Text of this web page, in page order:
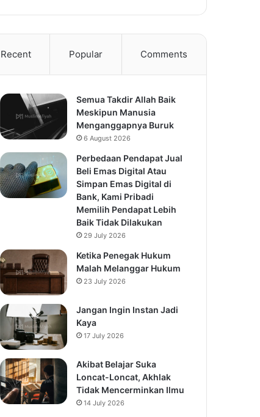
Recent Popular Comments
Semua Takdir Allah Baik
Meskipun Manusia
Menganggapnya Buruk
6 August 2026
Perbedaan Pendapat Jual
Beli Emas Digital Atau
Simpan Emas Digital di
Bank, Kami Pribadi
Memilih Pendapat Lebih
Baik Tidak Dilakukan
29 July 2026
Ketika Penegak Hukum
Malah Melanggar Hukum
23 July 2026
Jangan Ingin Instan Jadi
Kaya
17 July 2026
Akibat Belajar Suka
Loncat-Loncat, Akhlak
Tidak Mencerminkan Ilmu
14 July 2026